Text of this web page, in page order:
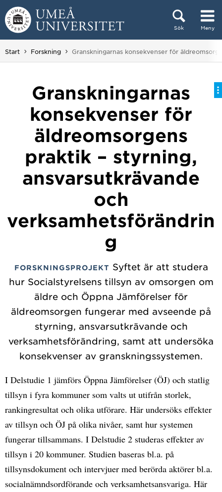
Hoppa direkt till innehållet
Sök Meny
Huvudmenyn dold.
Start Forskning Du är här:
Granskningarnas konsekvenser för
Granskningarnas
konsekvenser för
äldreomsorgens
praktik – styrning,
ansvarsutkrävande
och
verksamhetsförändrin
g
FORSKNINGSPROJEKT Syftet är att studera
hur Socialstyrelsens tillsyn av omsorgen om
äldre och Öppna Jämförelser för
äldreomsorgen fungerar med avseende på
styrning, ansvarsutkrävande och
verksamhetsförändring, samt att undersöka
konsekvenser av granskningssystemen.
I Delstudie 1 jämförs Öppna Jämförelser (ÖJ) och statlig
tillsyn i fyra kommuner som valts ut utifrån storlek,
rankingresultat och olika utförare. Här undersöks effekter
av tillsyn och ÖJ på olika nivåer, samt hur systemen
fungerar tillsammans. I Delstudie 2 studeras effekter av
tillsyn i 20 kommuner. Studien baseras bl.a. på
tillsynsdokument och intervjuer med berörda aktörer bl.a.
socialnämndsordförande och verksamhetsansvariga. Här